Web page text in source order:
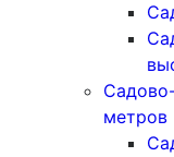
метров